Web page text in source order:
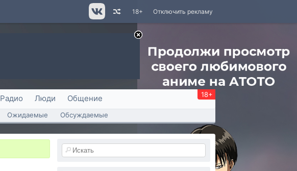
Отключить рекламу
18+
Радио Люди Общение 18+
Ожидаемые Обсуждаемые